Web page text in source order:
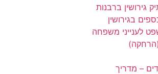
גירושין ברבנות
בגירושין
לענייני משפחה
– מדריך